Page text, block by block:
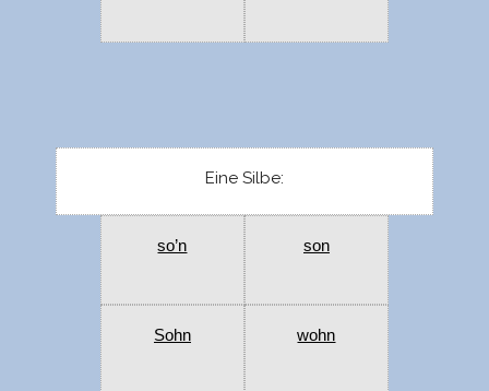
Eine Silbe:
so’n son
Sohn wohn